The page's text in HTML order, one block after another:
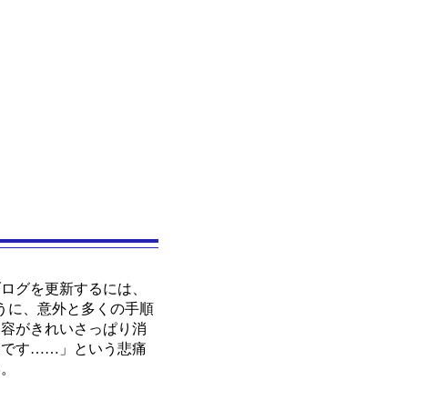
グを更新するには、
に、意外と多くの手順
がきれいさっぱり消
です……」という悲痛